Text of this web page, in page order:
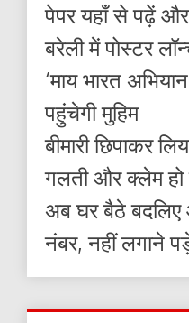
पेपर यहाँ से पढ़ें
बरेली में पोस्टर
‘माय भारत
पहुंचेगी मुहिम
बीमारी छिपाकर
गलती और क्लेम
अब घर बैठे बदलिए
नंबर, नहीं लगाने